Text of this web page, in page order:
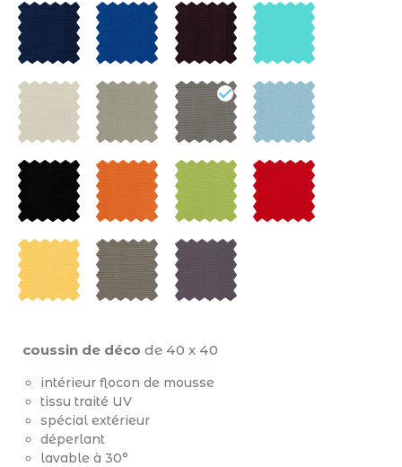
coussin de déco de 40 x 40
intérieur flocon de mousse
tissu traité UV
spécial extérieur
déperlant
lavable à 30°